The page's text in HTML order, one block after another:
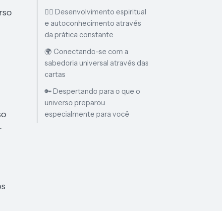
🧘‍♀️ Desenvolvimento espiritual
e autoconhecimento através
da prática constante
🌍 Conectando-se com a
sabedoria universal através das
cartas
🔑 Despertando para o que o
universo preparou
especialmente para você